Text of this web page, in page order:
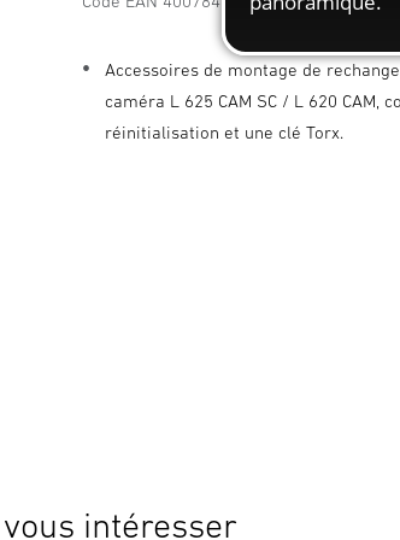
Accessoires de montage de
caméra L 625 CAM SC / L 620 CAM,
réinitialisation et une clé Torx.
intéresser